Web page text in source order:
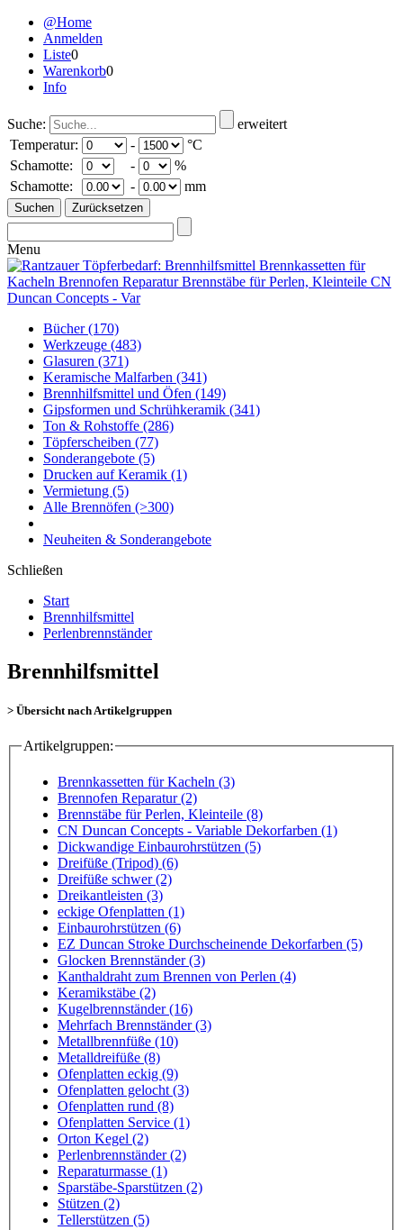
@Home
Anmelden
Liste0
Warenkorb0
Info
Suche:
erweitert
Temperatur:
-
°C
Schamotte:
-
%
Schamotte:
- mm
Menu
Bücher(170)
Werkzeuge (483)
Glasuren (371)
Keramische Malfarben (341)
Brennhilfsmittel und Öfen (149)
Gipsformen und Schrühkeramik (341)
Ton & Rohstoffe (286)
Töpferscheiben (77)
Sonderangebote (5)
Drucken auf Keramik (1)
Vermietung (5)
Alle Brennöfen (>300)
Neuheiten & Sonderangebote
Schließen
Start
Brennhilfsmittel
Perlenbrennständer
Brennhilfsmittel
> Übersicht nach Artikelgruppen
Artikelgruppen:
Brennkassetten für Kacheln (3)
Brennofen Reparatur (2)
Brennstäbe für Perlen, Kleinteile (8)
CN Duncan Concepts - Variable Dekorfarben (1)
Dickwandige Einbaurohrstützen (5)
Dreifüße (Tripod) (6)
Dreifüße schwer (2)
Dreikantleisten (3)
eckige Ofenplatten (1)
Einbaurohrstützen (6)
EZ Duncan Stroke Durchscheinende Dekorfarben (5)
Glocken Brennständer (3)
Kanthaldraht zum Brennen von Perlen (4)
Keramikstäbe (2)
Kugelbrennständer (16)
Mehrfach Brennständer (3)
Metallbrennfüße (10)
Metalldreifüße (8)
Ofenplatten eckig (9)
Ofenplatten gelocht (3)
Ofenplatten rund (8)
Ofenplatten Service (1)
Orton Kegel (2)
Perlenbrennständer (2)
Reparaturmasse (1)
Sparstäbe-Sparstützen (2)
Stützen (2)
Tellerstützen (5)